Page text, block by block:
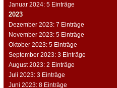
Januar 2024: 5 Einträge
2023
Dezember 2023: 7 Einträge
November 2023: 5 Einträge
Oktober 2023: 5 Einträge
September 2023: 3 Einträge
August 2023: 2 Einträge
Juli 2023: 3 Einträge
Juni 2023: 8 Einträge